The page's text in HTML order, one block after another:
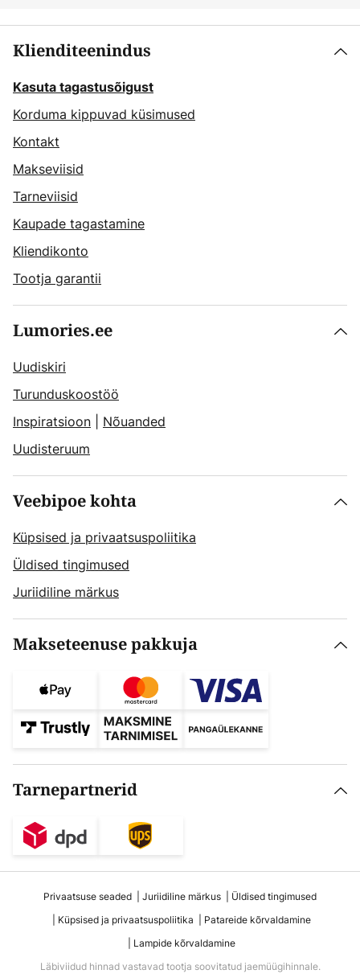
Klienditeenindus
Kasuta tagastusõigust
Korduma kippuvad küsimused
Kontakt
Makseviisid
Tarneviisid
Kaupade tagastamine
Kliendikonto
Tootja garantii
Lumories.ee
Uudiskiri
Turunduskoostöö
Inspiratsioon
Nõuanded
Uudisteruum
Veebipoe kohta
Küpsised ja privaatsuspoliitika
Üldised tingimused
Juriidiline märkus
Makseteenuse pakkuja
Tarnepartnerid
Privaatsuse seaded Juriidiline märkus
Üldised tingimused
Küpsised ja privaatsuspoliitika
Patareide kõrvaldamine
Lampide kõrvaldamine
Läbiviidud hinnad vastavad tootja soovitatud jaemüügihinnale.